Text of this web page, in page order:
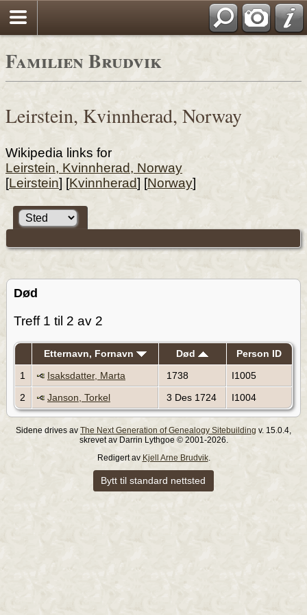
Familien Brudvik
Leirstein, Kvinnherad, Norway
Wikipedia links for
Leirstein, Kvinnherad, Norway
[Leirstein] [Kvinnherad] [Norway]
Død
Treff 1 til 2 av 2
Etternavn, Fornavn Død
Person ID
1
Isaksdatter, Marta 1738
I1005
2
Janson, Torkel 3 Des 1724 I1004
Sidene drives av The Next Generation of Genealogy Sitebuilding v. 15.0.4,
skrevet av Darrin Lythgoe © 2001-2026.
Redigert av Kjell Arne Brudvik.
Bytt til standard nettsted